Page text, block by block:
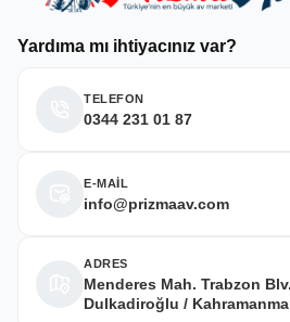
Yardıma mı ihtiyacınız var?
TELEFON
0344 231 01 87
E-MAİL
info@prizmaav.com
ADRES
Menderes Mah. Trabzon
Dulkadiroğlu /